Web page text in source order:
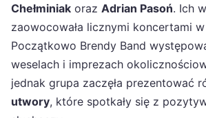
Chełminiak oraz Adrian Pasoń. Ich
zaowocowała licznymi koncertami w
Początkowo Brendy Band
weselach i imprezach
jednak grupa zaczęła prezentować
utwory, które spotkały się z